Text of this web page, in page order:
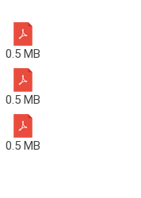
0.5 MB
0.5 MB
0.5 MB